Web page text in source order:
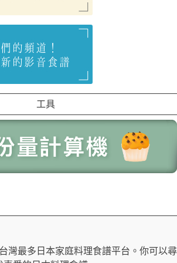
工具
灣最多日本家庭料理食譜平台。你可以尋